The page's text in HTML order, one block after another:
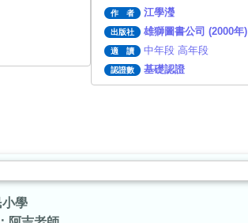
作 者 江學瀅
出版社 雄獅圖書公司 (2000年)
適 讀 中年段 高年段
認證數 基礎認證
學